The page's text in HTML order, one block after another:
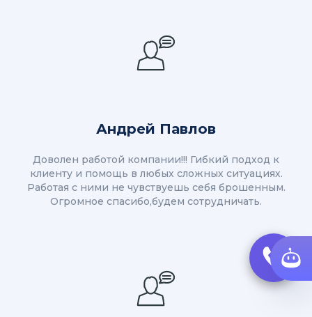
Андрей Павлов
Доволен работой компании!!! Гибкий подход к
клиенту и помощь в любых сложных ситуациях.
Работая с ними не чувствуешь себя брошенным.
Огромное спасибо,будем сотрудничать.